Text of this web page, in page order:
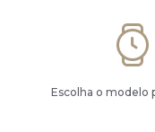
Escolha o modelo